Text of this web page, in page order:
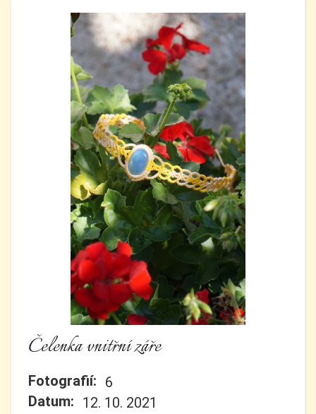
Čelenka vnitřní záře
Fotografií: 6
Datum: 12. 10. 2021